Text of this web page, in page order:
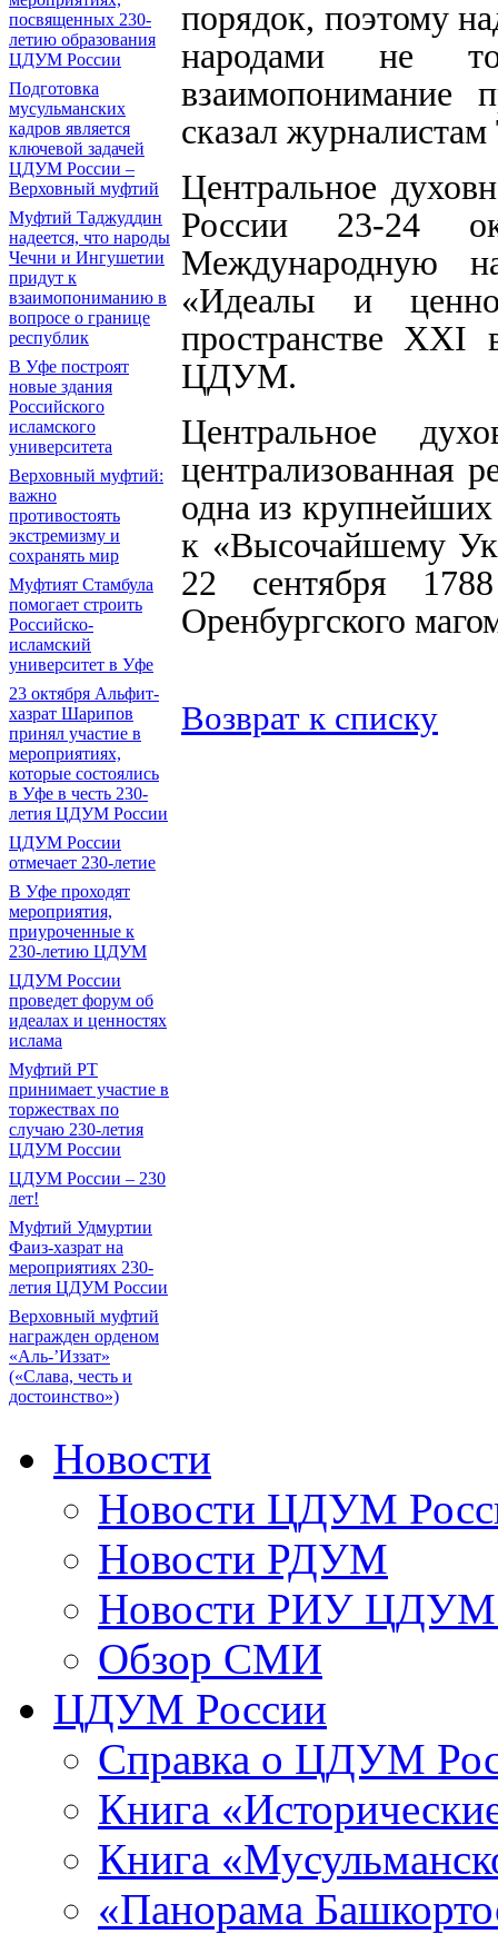
посвященных 230-
летию образования
ЦДУМ России
Подготовка
мусульманских
кадров является
ключевой задачей
ЦДУМ России –
Верховный муфтий
Муфтий Таджуддин
надеется, что народы
Чечни и Ингушетии
придут к
взаимопониманию в
вопросе о границе
республик
В Уфе построят
новые здания
Российского
исламского
университета
Верховный муфтий:
важно
противостоять
экстремизму и
сохранять мир
Муфтият Стамбула
помогает строить
Российско-
исламский
университет в Уфе
23 октября Альфит-
хазрат Шарипов
принял участие в
мероприятиях,
которые состоялись
в Уфе в честь 230-
летия ЦДУМ России
ЦДУМ России
отмечает 230-летие
В Уфе проходят
мероприятия,
приуроченные к
230-летию ЦДУМ
ЦДУМ России
проведет форум об
идеалах и ценностях
ислама
Муфтий РТ
принимает участие в
торжествах по
случаю 230-летия
ЦДУМ России
ЦДУМ России – 230
лет!
Муфтий Удмуртии
Фаиз-хазрат на
мероприятиях 230-
летия ЦДУМ России
Верховный муфтий
награжден орденом
«Аль-’Иззат»
(«Слава, честь и
достоинство»)
порядок, поэтому
народами не
взаимопонимание
сказал
Центральное
России 23-24
Международную
«Идеалы и
пространстве XXI
ЦДУМ.
Центральное
централизованная
одна из
к «Высочайшему
22 сентября
Оренбургского
Возврат к списку
Новости
Новости ЦДУМ
Новости РДУМ
Новости РИУ ЦДУМ
Обзор СМИ
ЦДУМ России
Справка о ЦДУМ
Книга
Книга
«Панорама